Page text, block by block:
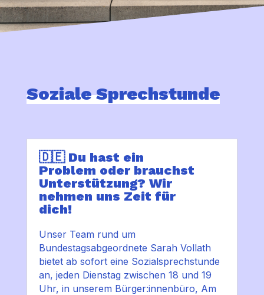
Soziale Sprechstunde
🇩🇪 Du hast ein
Problem oder brauchst
Unterstützung? Wir
nehmen uns Zeit für
dich!
Unser Team rund um
Bundestagsabgeordnete Sarah Vollath
bietet ab sofort eine Sozialsprechstunde
an, jeden Dienstag zwischen 18 und 19
Uhr, in unserem Bürger:innenbüro, Am